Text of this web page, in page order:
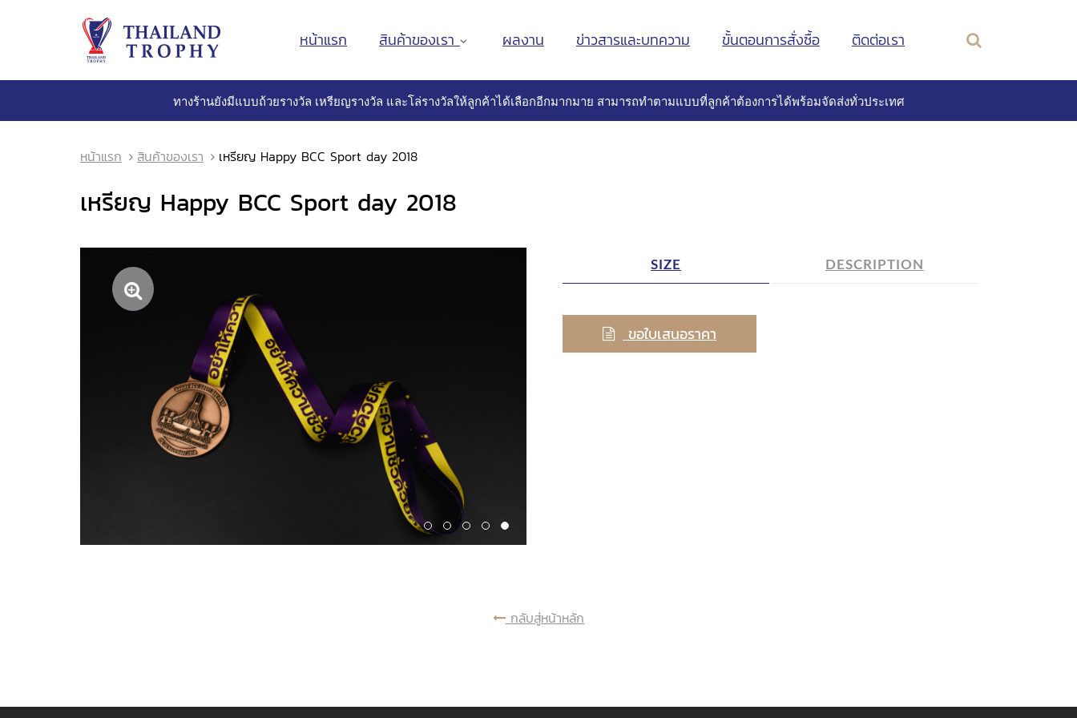
หน้าแรก สินค้าของเรา ผลงาน ข่าวสารและบทความ ขั้นตอนการสั่งซื้อ ติดต่อเรา
ทางร้านยังมีแบบถ้วยรางวัล เหรียญรางวัล และโล่รางวัลให้ลูกค้าได้เลือกอีกมากมาย สามารถทำตามแบบที่ลูกค้าต้องการได้พร้อมจัดส่งทั่วประเทศ
หน้าแรก สินค้าของเรา เหรียญ Happy BCC Sport day 2018
เหรียญ Happy BCC Sport day 2018
SIZE DESCRIPTION
ขอใบเสนอราคา
กลับสู่หน้าหลัก